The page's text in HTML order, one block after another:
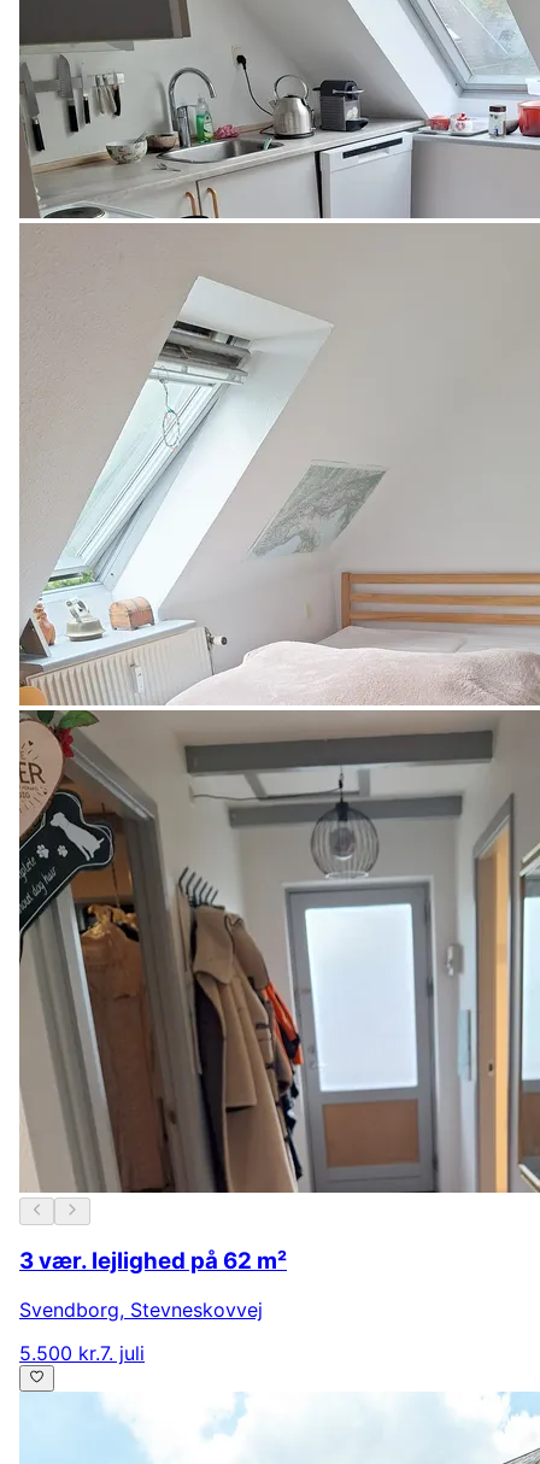
3 vær. lejlighed på 62 m²
Svendborg, Stevneskovvej
5.500 kr.7. juli